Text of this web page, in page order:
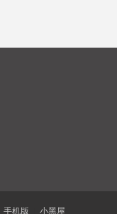
手机版 小黑屋